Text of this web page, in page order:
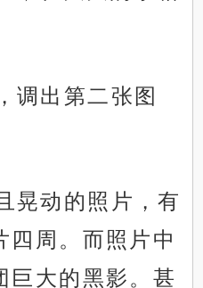
调出第二张图
晃动的照片，有
四周。而照片中
巨大的黑影。甚